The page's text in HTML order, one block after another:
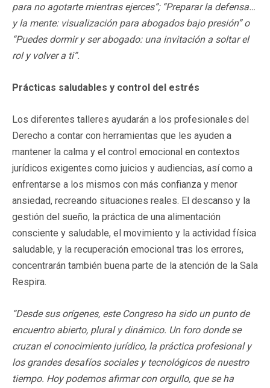
para no agotarte mientras ejerces”; “Preparar la defensa…
y la mente: visualización para abogados bajo presión” o
“Puedes dormir y ser abogado: una invitación a soltar el
rol y volver a ti”.
Prácticas saludables y control del estrés
Los diferentes talleres ayudarán a los profesionales del
Derecho a contar con herramientas que les ayuden a
mantener la calma y el control emocional en contextos
jurídicos exigentes como juicios y audiencias, así como a
enfrentarse a los mismos con más confianza y menor
ansiedad, recreando situaciones reales. El descanso y la
gestión del sueño, la práctica de una alimentación
consciente y saludable, el movimiento y la actividad física
saludable, y la recuperación emocional tras los errores,
concentrarán también buena parte de la atención de la Sala
Respira.
“Desde sus orígenes, este Congreso ha sido un punto de
encuentro abierto, plural y dinámico. Un foro donde se
cruzan el conocimiento jurídico, la práctica profesional y
los grandes desafíos sociales y tecnológicos de nuestro
tiempo. Hoy podemos afirmar con orgullo, que se ha